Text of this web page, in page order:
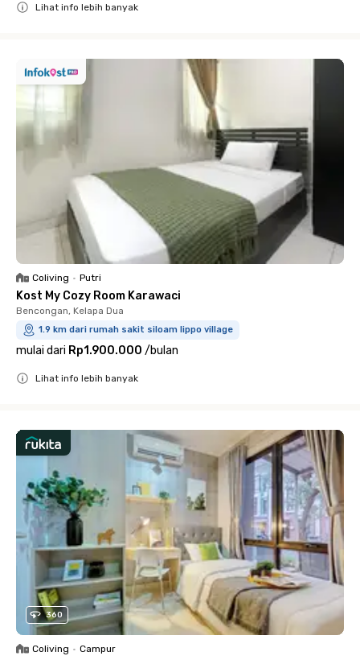
Lihat info lebih banyak
Coliving • Putri
Kost My Cozy Room Karawaci
Bencongan, Kelapa Dua
1.9 km dari rumah sakit siloam lippo village
mulai dari Rp1.900.000 /bulan
Lihat info lebih banyak
360
Coliving • Campur